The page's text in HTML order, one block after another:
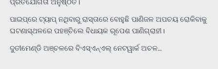
ପାଇପ୍‌ରେ ଟ୍ୟାପ୍‌ ନଥିବାରୁ ରାସ୍ତାରେ ବୋହୁଛି ପାଣିଜଳ ଅପଚୟ ରୋକିବାକୁ
ଘଟଣାସ୍ଥଳରେ ପହଞ୍ଚିଲେ ବିଧାୟକ ରୂପେଶ ପାଣିଗ୍ରାହୀ।
ଦୁତୀମେଣ୍ଡି ଅଞ୍ଚଳରେ ବିଏସ୍‌ଏନ୍‌ଏଲ୍‌ ନେଟୱାର୍କ ଅଚଳ…